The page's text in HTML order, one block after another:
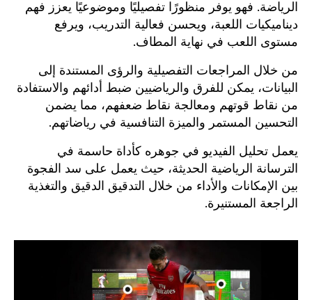
الرياضة. فهو يوفر منظورًا تفصيليًا وموضوعيًا يعزز فهم
ديناميكيات اللعبة، ويحسن فعالية التدريب، ويرفع
مستوى اللعب في نهاية المطاف.
من خلال المراجعات التفصيلية والرؤى المستندة إلى
البيانات، يمكن للفرق والرياضيين ضبط أدائهم والاستفادة
من نقاط قوتهم ومعالجة نقاط ضعفهم، مما يضمن
التحسين المستمر والميزة التنافسية في رياضاتهم.
يعمل تحليل الفيديو في جوهره كأداة حاسمة في
الترسانة الرياضية الحديثة، حيث يعمل على سد الفجوة
بين الإمكانات والأداء من خلال التدقيق الدقيق والتغذية
الراجعة المستنيرة.